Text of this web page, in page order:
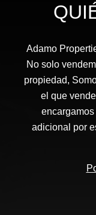
Adamo
No solo
propiedad,
el que
adicional por